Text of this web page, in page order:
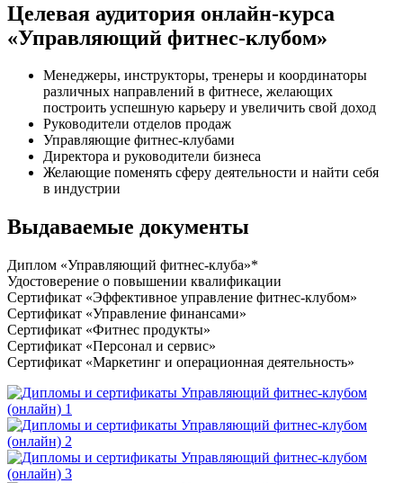
Целевая аудитория онлайн-курса
«Управляющий фитнес-клубом»
Менеджеры, инструкторы, тренеры и координаторы
различных направлений в фитнесе, желающих
построить успешную карьеру и увеличить свой доход
Руководители отделов продаж
Управляющие фитнес-клубами
Директора и руководители бизнеса
Желающие поменять сферу деятельности и найти себя
в индустрии
Выдаваемые документы
Диплом «Управляющий фитнес-клуба»*
Удостоверение о повышении квалификации
Сертификат «Эффективное управление фитнес-клубом»
Сертификат «Управление финансами»
Сертификат «Фитнес продукты»
Сертификат «Персонал и сервис»
Сертификат «Маркетинг и операционная деятельность»